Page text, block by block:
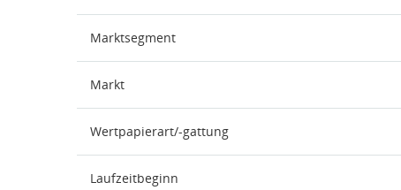
Marktsegment
Markt
Wertpapierart/-gattung
Laufzeitbeginn